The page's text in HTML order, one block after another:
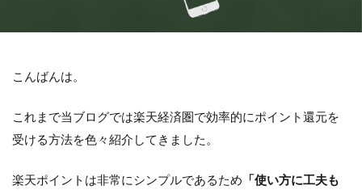
こんばんは。
これまで当ブログでは楽天経済圏で効率的にポイント還元を
受ける方法を色々紹介してきました。
楽天ポイントは非常にシンプルであるため 「使い方に工夫も